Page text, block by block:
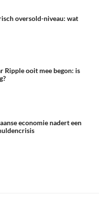
oversold-niveau: wat
Ripple ooit mee begon: is
economie nadert een